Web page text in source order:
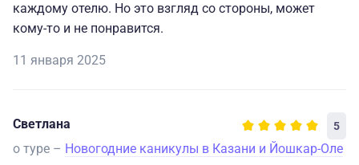
каждому отелю. Но это взгляд со стороны, может
кому-то и не понравится.
11 января 2025
Светлана 5
о туре – Новогодние каникулы в Казани и Йошкар-Оле